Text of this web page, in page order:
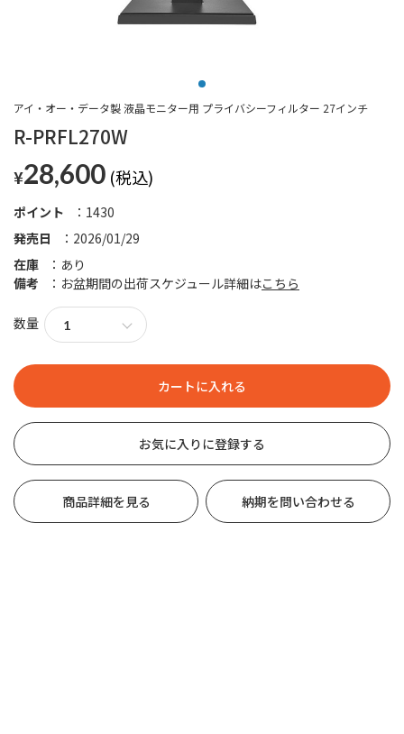
R-PRFL270W
アイ・オー・データ製 液晶モニター用 プライバシーフィルター 27インチ
¥28,600
発売日 2026/01/29
ポイント 1430
在庫
あり
備考
お盆期間の出荷スケジュール詳細はこちら
数量
お気に入りに登録する
商品詳細を見る 納期を問い合わせる